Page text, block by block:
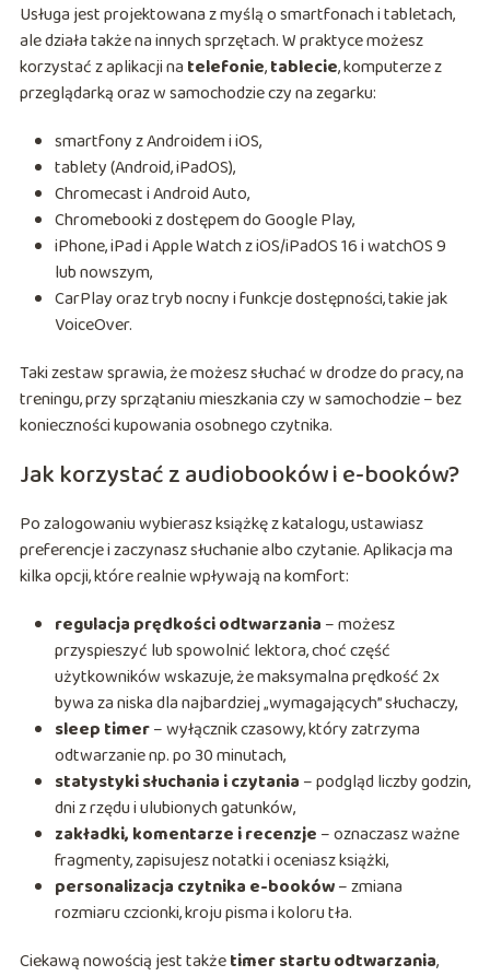
Usługa jest projektowana z myślą o smartfonach i tabletach,
ale działa także na innych sprzętach. W praktyce możesz
korzystać z aplikacji na telefonie,tablecie, komputerze z
przeglądarką oraz w samochodzie czy na zegarku:
smartfony z Androidem i iOS,
tablety (Android, iPadOS),
Chromecast i Android Auto,
Chromebooki z dostępem do Google Play,
iPhone, iPad i Apple Watch z iOS/iPadOS 16 i watchOS 9
lub nowszym,
CarPlay oraz tryb nocny i funkcje dostępności, takie jak
VoiceOver.
Taki zestaw sprawia, że możesz słuchać w drodze do pracy, na
treningu, przy sprzątaniu mieszkania czy w samochodzie – bez
konieczności kupowania osobnego czytnika.
Jak korzystać z audiobooków i e-booków?
Po zalogowaniu wybierasz książkę z katalogu, ustawiasz
preferencje i zaczynasz słuchanie albo czytanie. Aplikacja ma
kilka opcji, które realnie wpływają na komfort:
regulacja prędkości odtwarzania – możesz
przyspieszyć lub spowolnić lektora, choć część
użytkowników wskazuje, że maksymalna prędkość 2x
bywa za niska dla najbardziej „wymagających” słuchaczy,
sleep timer– wyłącznik czasowy, który zatrzyma
odtwarzanie np. po 30 minutach,
statystyki słuchania i czytania – podgląd liczby godzin,
dni z rzędu i ulubionych gatunków,
zakładki, komentarze i recenzje – oznaczasz ważne
fragmenty, zapisujesz notatki i oceniasz książki,
personalizacja czytnika e-booków– zmiana
rozmiaru czcionki, kroju pisma i koloru tła.
Ciekawą nowością jest takżetimer startu odtwarzania,